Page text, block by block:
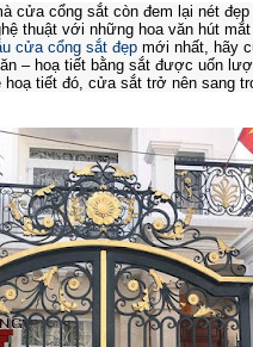
cửa cổng sắt còn đem lại nét
thuật với những hoa văn hút
cửa cổng sắt đẹp mới nhất, hãy
– hoạ tiết bằng sắt được uốn
tiết đó, cửa sắt trở nên sang